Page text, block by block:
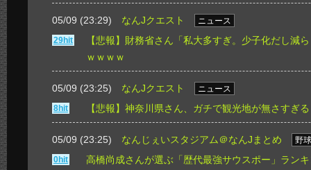
05/09 (23:29) なんJクエスト
ニュース
29hit
【悲報】財務省さん「私大多すぎ。少子化だし減
ｗｗｗｗ
05/09 (23:25) なんJクエスト
ニュース
8hit
【悲報】神奈川県さん、ガチで観光地が無さすぎ
05/09 (23:25) なんじぇいスタジアム＠なんJまとめ
野
0hit
高橋尚成さんが選ぶ「歴代最強サウスポー」ラン